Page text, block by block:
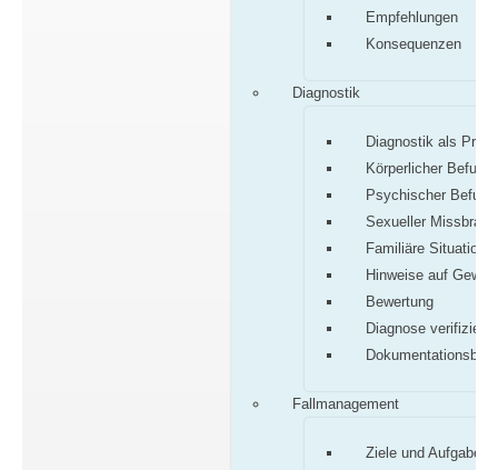
Empfehlungen
Konsequenzen
Diagnostik
Diagnostik als
Körperlicher Befund
Psychischer Befund
Sexueller
Familiäre Situation
Hinweise auf Gewalt
Bewertung
Diagnose
Fallmanagement
Ziele und Aufgaben